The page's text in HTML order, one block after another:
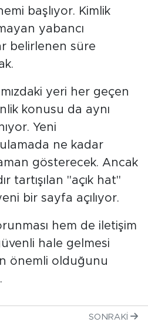
başlıyor. Kimlik
yabancı
belirlenen süre
yeri her geçen
konusu da aynı
Yeni
ne kadar
gösterecek. Ancak
tartışılan "açık hat"
bir sayfa açılıyor.
hem de iletişim
hale gelmesi
önemli olduğunu
SONRAKI